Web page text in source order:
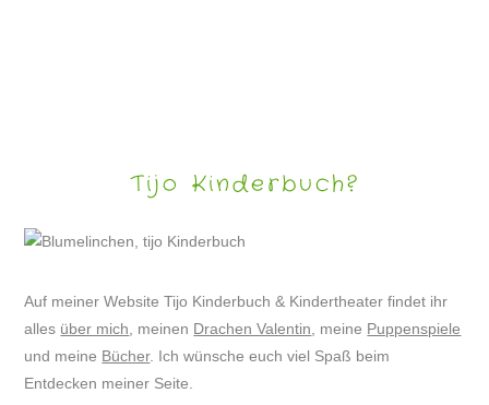
Tijo Kinderbuch?
Auf meiner Website Tijo Kinderbuch & Kindertheater findet ihr
alles über mich , meinen Drachen Valentin , meine Puppenspiele
und meine Bücher. Ich wünsche euch viel Spaß beim
Entdecken meiner Seite.